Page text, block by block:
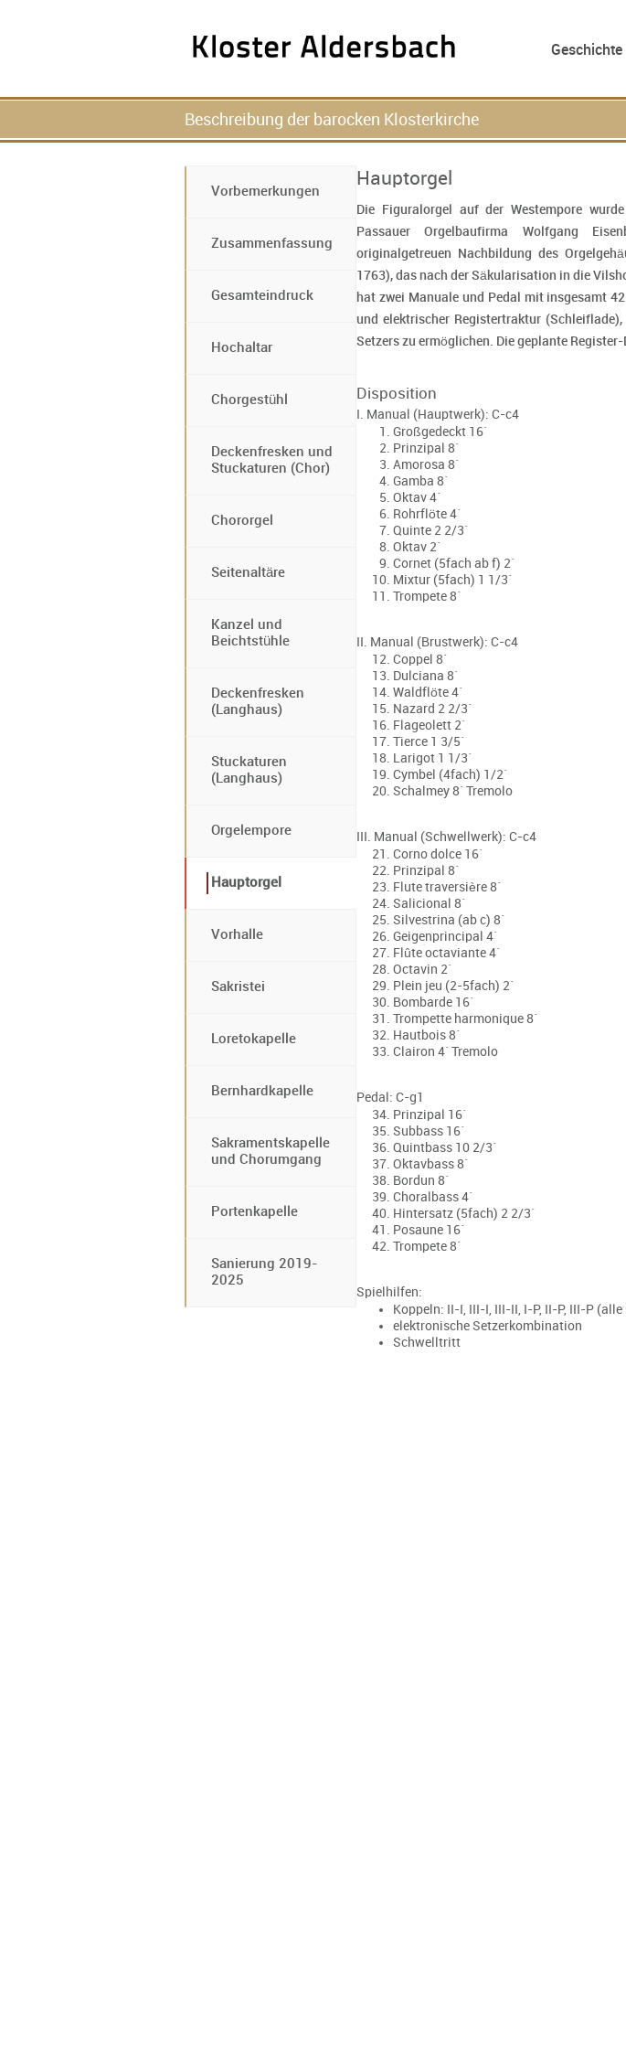
Geschichte
Beschreibung der barocken Klosterkirche
Vorbemerkungen
Zusammenfassung
Gesamteindruck
Hochaltar
Chorgestühl
Deckenfresken und
Stuckaturen (Chor)
Chororgel
Seitenaltäre
Kanzel und
Beichtstühle
Deckenfresken
(Langhaus)
Stuckaturen
(Langhaus)
Orgelempore
Hauptorgel
Vorhalle
Sakristei
Loretokapelle
Bernhardkapelle
Sakramentskapelle
und Chorumgang
Portenkapelle
Sanierung 2019-
2025
Hauptorgel
Die Figuralorgel auf der Westempore
Passauer Orgelbaufirma Wolfgang
originalgetreuen Nachbildung des
1763), das nach der Säkularisation in die
hat zwei Manuale und Pedal mit insgesamt
und elektrischer Registertraktur
Setzers zu ermöglichen. Die geplante
Disposition
I. Manual (Hauptwerk): C-c4
Großgedeckt 16´
Prinzipal 8´
Amorosa 8´
Gamba 8´
Oktav 4´
Rohrflöte 4´
Quinte 2 2/3´
Oktav 2´
Cornet (5fach ab f) 2´
Mixtur (5fach) 1 1/3´
Trompete 8´
II. Manual (Brustwerk): C-c4
Coppel 8´
Dulciana 8´
Waldflöte 4´
Nazard 2 2/3´
Flageolett 2´
Tierce 1 3/5´
Larigot 1 1/3´
Cymbel (4fach) 1/2´
Schalmey 8´ Tremolo
III. Manual (Schwellwerk): C-c4
Corno dolce 16´
Prinzipal 8´
Flute traversière 8´
Salicional 8´
Silvestrina (ab c) 8´
Geigenprincipal 4´
Flûte octaviante 4´
Octavin 2´
Plein jeu (2-5fach) 2´
Bombarde 16´
Trompette harmonique 8´
Hautbois 8´
Clairon 4´ Tremolo
Pedal: C-g1
Prinzipal 16´
Subbass 16´
Quintbass 10 2/3´
Oktavbass 8´
Bordun 8´
Choralbass 4´
Hintersatz (5fach) 2 2/3´
Posaune 16´
Trompete 8´
Spielhilfen:
Koppeln: II-I, III-I, III-II, I-P, II-P, III-P
elektronische Setzerkombination
Schwelltritt